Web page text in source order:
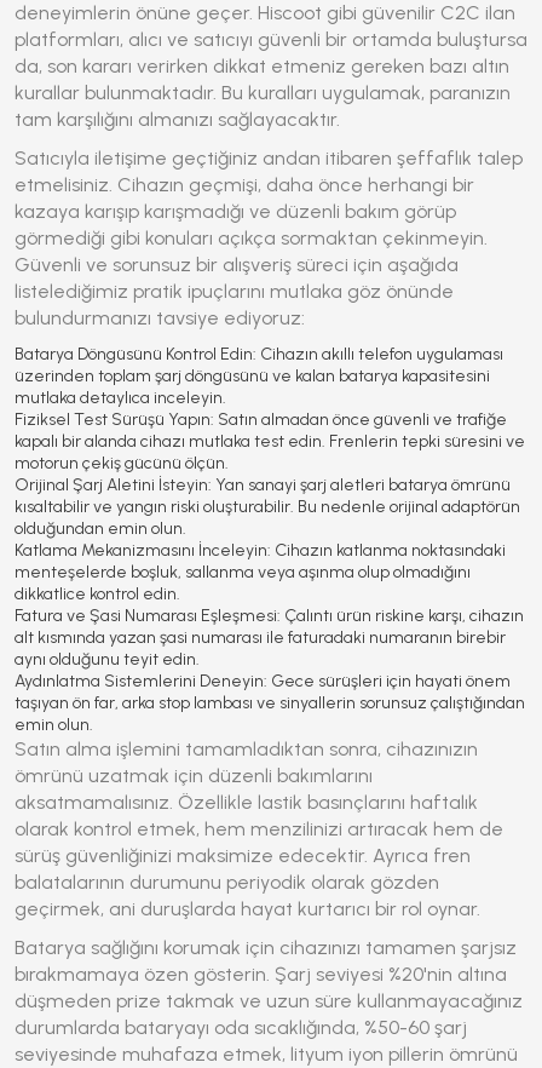
deneyimlerin önüne geçer. Hiscoot gibi güvenilir C2C ilan
platformları, alıcı ve satıcıyı güvenli bir ortamda buluştursa
da, son kararı verirken dikkat etmeniz gereken bazı altın
kurallar bulunmaktadır. Bu kuralları uygulamak, paranızın
tam karşılığını almanızı sağlayacaktır.
Satıcıyla iletişime geçtiğiniz andan itibaren şeffaflık talep
etmelisiniz. Cihazın geçmişi, daha önce herhangi bir
kazaya karışıp karışmadığı ve düzenli bakım görüp
görmediği gibi konuları açıkça sormaktan çekinmeyin.
Güvenli ve sorunsuz bir alışveriş süreci için aşağıda
listelediğimiz pratik ipuçlarını mutlaka göz önünde
bulundurmanızı tavsiye ediyoruz:
Batarya Döngüsünü Kontrol Edin: Cihazın akıllı telefon uygulaması
üzerinden toplam şarj döngüsünü ve kalan batarya kapasitesini
mutlaka detaylıca inceleyin.
Fiziksel Test Sürüşü Yapın: Satın almadan önce güvenli ve trafiğe
kapalı bir alanda cihazı mutlaka test edin. Frenlerin tepki süresini ve
motorun çekiş gücünü ölçün.
Orijinal Şarj Aletini İsteyin: Yan sanayi şarj aletleri batarya ömrünü
kısaltabilir ve yangın riski oluşturabilir. Bu nedenle orijinal adaptörün
olduğundan emin olun.
Katlama Mekanizmasını İnceleyin: Cihazın katlanma noktasındaki
menteşelerde boşluk, sallanma veya aşınma olup olmadığını
dikkatlice kontrol edin.
Fatura ve Şasi Numarası Eşleşmesi: Çalıntı ürün riskine karşı, cihazın
alt kısmında yazan şasi numarası ile faturadaki numaranın birebir
aynı olduğunu teyit edin.
Aydınlatma Sistemlerini Deneyin: Gece sürüşleri için hayati önem
taşıyan ön far, arka stop lambası ve sinyallerin sorunsuz çalıştığından
emin olun.
Satın alma işlemini tamamladıktan sonra, cihazınızın
ömrünü uzatmak için düzenli bakımlarını
aksatmamalısınız. Özellikle lastik basınçlarını haftalık
olarak kontrol etmek, hem menzilinizi artıracak hem de
sürüş güvenliğinizi maksimize edecektir. Ayrıca fren
balatalarının durumunu periyodik olarak gözden
geçirmek, ani duruşlarda hayat kurtarıcı bir rol oynar.
Batarya sağlığını korumak için cihazınızı tamamen şarjsız
bırakmamaya özen gösterin. Şarj seviyesi %20'nin altına
düşmeden prize takmak ve uzun süre kullanmayacağınız
durumlarda bataryayı oda sıcaklığında, %50-60 şarj
seviyesinde muhafaza etmek, lityum iyon pillerin ömrünü